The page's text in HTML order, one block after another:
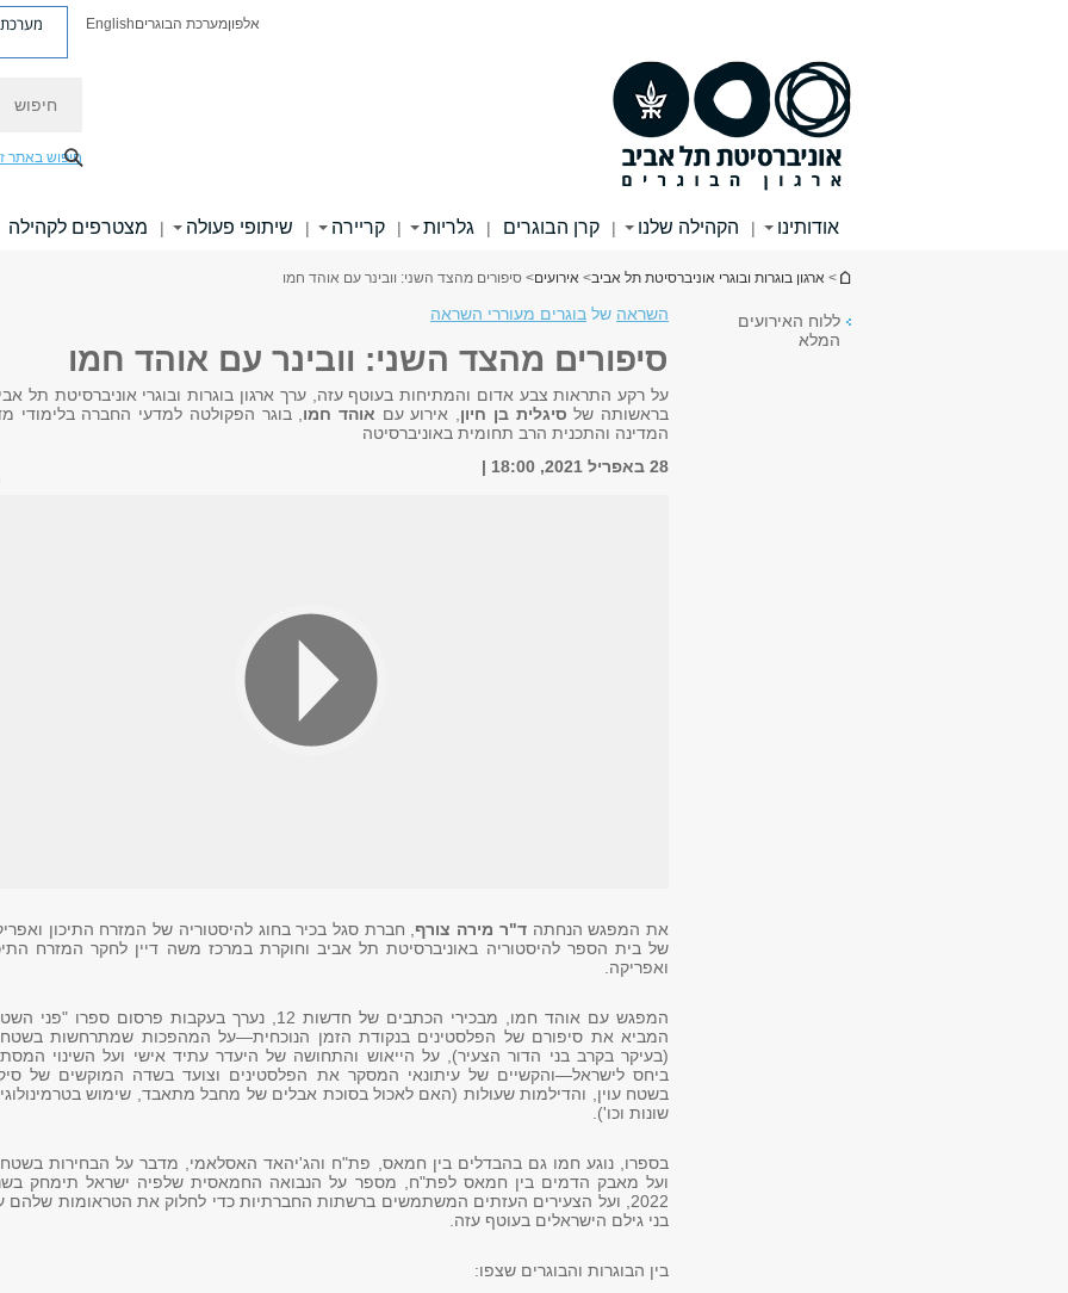
אלפוןמערכת הבוגריםEnglish מערכת
חיפוש באתר
אודותינו | הקהילה שלנו | קרן הבוגרים | גלריות | קריירה | שיתופי פעולה | מצטרפים לקהילה
הינך נמצא כאן
> ארגון בוגרות ובוגרי אוניברסיטת תל אביב> אירועים> סיפורים מהצד השני: וובינר עם אוהד חמו
ללוח האירועים
המלא
השראה של בוגרים מעוררי השראה
סיפורים מהצד השני: וובינר עם אוהד חמו
על רקע התראות צבע אדום והמתיחות בעוטף עזה, ערך ארגון בוגרות ובוגרי אוניברסיטת תל
בראשותה של סיגלית בן חיון , אירוע עם אוהד חמו , בוגר הפקולטה למדעי החברה בלימודי
המדינה והתכנית הרב תחומית באוניברסיטה
28 באפריל 2021, 18:00
את המפגש הנחתהד"ר מירה צורף , חברת סגל בכיר בחוג להיסטוריה של המזרח התיכון
של בית הספר להיסטוריה באוניברסיטת תל אביב וחוקרת במרכז משה דיין לחקר המזרח
ואפריקה.
המפגש עם אוהד חמו, מבכירי הכתבים של חדשות 12, נערך בעקבות פרסום ספרו "פני
המביא את סיפורם של הפלסטינים בנקודת הזמן הנוכחית—על המהפכות שמתרחשות
(בעיקר בקרב בני הדור הצעיר), על הייאוש והתחושה של היעדר עתיד אישי ועל השינוי
ביחס לישראל—והקשיים של עיתונאי המסקר את הפלסטינים וצועד בשדה המוקשים של
בשטח עוין, והדילמות שעולות (האם לאכול בסוכת אבלים של מחבל מתאבד, שימוש
שונות וכו').
בספרו, נוגע חמו גם בהבדלים בין חמאס, פת"ח והג'יהאד האסלאמי, מדבר על הבחירות
ועל מאבק הדמים בין חמאס לפת"ח, מספר על הנבואה החמאסית שלפיה ישראל תימחק
2022, ועל הצעירים העזתים המשתמשים ברשתות החברתיות כדי לחלוק את הטראומות שלהם
בני גילם הישראלים בעוטף עזה.
בין הבוגרות והבוגרים שצפו: